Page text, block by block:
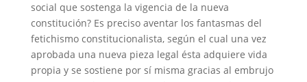
social que sostenga la vigencia de la nueva
constitución? Es preciso aventar los fantasmas del
fetichismo constitucionalista, según el cual una vez
aprobada una nueva pieza legal ésta adquiere vida
propia y se sostiene por sí misma gracias al embrujo